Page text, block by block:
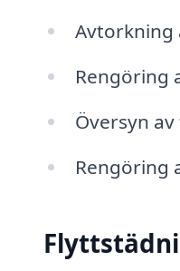
Avtorkning
Rengöring
Översyn
Rengöring